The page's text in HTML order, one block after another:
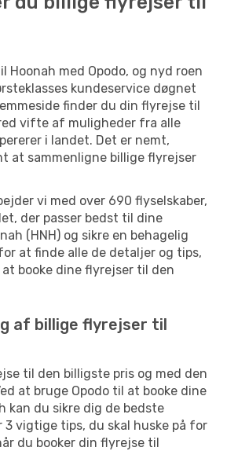
Hoonah med Opodo, og nyd roen
kundeservice døgnet
finder du din flyrejse til
vifte af muligheder fra alle
i landet. Det er nemt,
at sammenligne billige flyrejser
vi med over 690 flyselskaber,
der passer bedst til dine
(HNH) og sikre en behagelig
at finde alle de detaljer og tips,
booke dine flyrejser til den
af billige flyrejser til
til den billigste pris og med den
at bruge Opodo til at booke dine
kan du sikre dig de bedste
3 vigtige tips, du skal huske på for
du booker din flyrejse til